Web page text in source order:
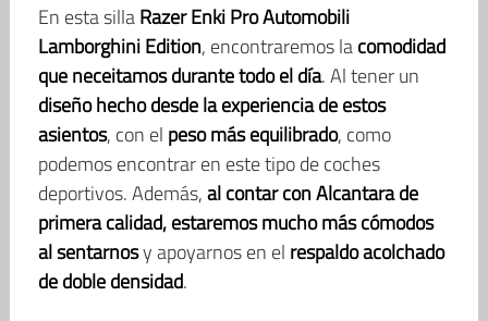
En esta sillaRazer Enki Pro Automobili
Lamborghini Edition, encontraremos lacomodidad
que neceitamos durante todo el día. Al tener un
diseño hecho desde la experiencia de estos
asientos, con el peso más equilibrado, como
podemos encontrar en este tipo de coches
deportivos. Además,al contar con Alcantara de
primera calidad, estaremos mucho más cómodos
al sentarnosy apoyarnos en el respaldo acolchado
de doble densidad.